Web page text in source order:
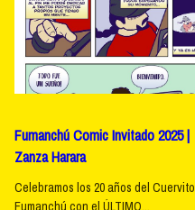
Fumanchú Comic Invitado 2025 |
Zanza Harara
Celebramos los 20 años del Cuervito
Fumanchú con el ÚLTIMO...